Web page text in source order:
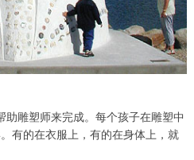
助雕塑师来完成。每个孩子在雕塑中
有的在衣服上，有的在身体上，就